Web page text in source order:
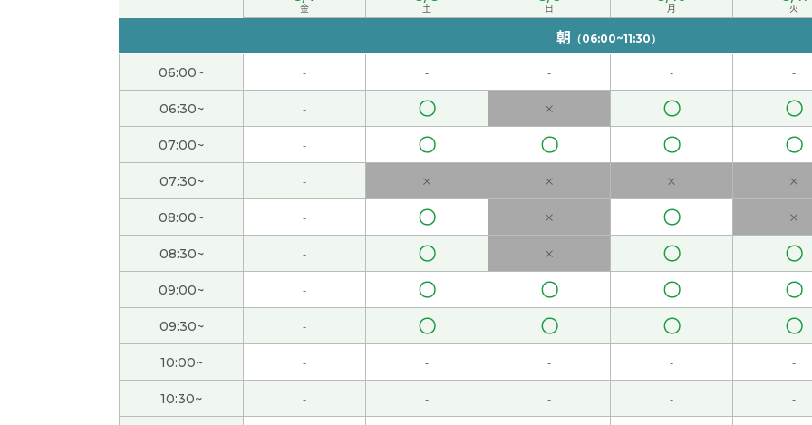
好久不见、今天聊得很开心、谢谢老师。期待下次见!( 男性 )
还好,没有以前那么忙了。( 女性 )
端午节休息，但是还没有什么安排。如果没有安排的话，我打算在家好好休息。
下次见!( 女性 )
是啊。年纪越来越大，我觉得时间过得越来越快。( 女性 )
今天谢谢你：）
外面非常热，但是我的办公室有点儿冷，因为空调开得很大。( 女性 )
愉快的交谈。 谢谢！
我做的菜很简单，用不了三十分钟。哈哈
金 土 日 月 火
朝 （06:00~11:30）
06:00~ - - - - -
06:30~ - 〇 × 〇 〇
07:00~ - 〇 〇 〇 〇
07:30~ - × × × ×
08:00~ - 〇 × 〇 ×
08:30~ - 〇 × 〇 〇
09:00~ - 〇 〇 〇 〇
09:30~ - 〇 〇 〇 〇
10:00~ - - - - -
10:30~ - - - - -